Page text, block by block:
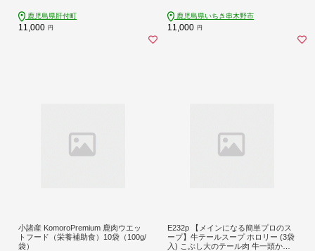
鹿児島県肝付町
11,000 円
鹿児島県いちき串木野市
11,000 円
小諸産 KomoroPremium 鹿肉ウエッ
トフード（栄養補助食）10袋（100g/
袋）
E232p 【メインになる簡単プロのス
ープ】牛テールスープ ホロリー (3袋
入) こぶし大のテール肉 牛一頭から